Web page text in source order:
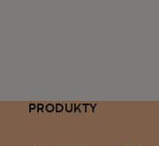
PRODUKTY